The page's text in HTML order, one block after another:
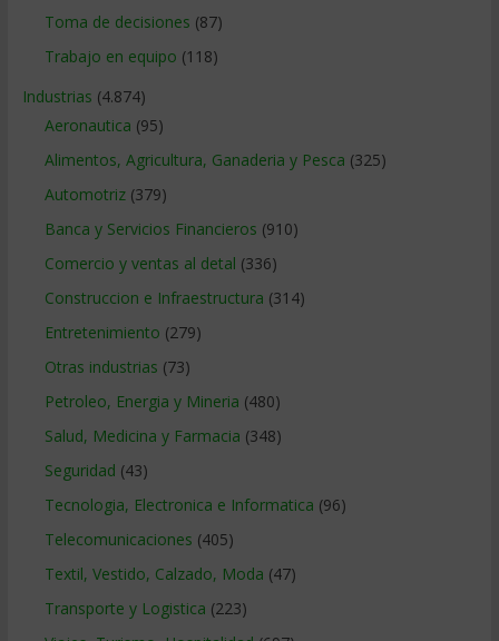
Toma de decisiones (87)
Trabajo en equipo (118)
Industrias (4.874)
Aeronautica (95)
Alimentos, Agricultura, Ganaderia y Pesca (325)
Automotriz(379)
Banca y Servicios Financieros (910)
Comercio y ventas al detal (336)
Construccion e Infraestructura (314)
Entretenimiento (279)
Otras industrias (73)
Petroleo, Energia y Mineria (480)
Salud, Medicina y Farmacia (348)
Seguridad (43)
Tecnologia, Electronica e Informatica (96)
Telecomunicaciones (405)
Textil, Vestido, Calzado, Moda (47)
Transporte y Logistica (223)